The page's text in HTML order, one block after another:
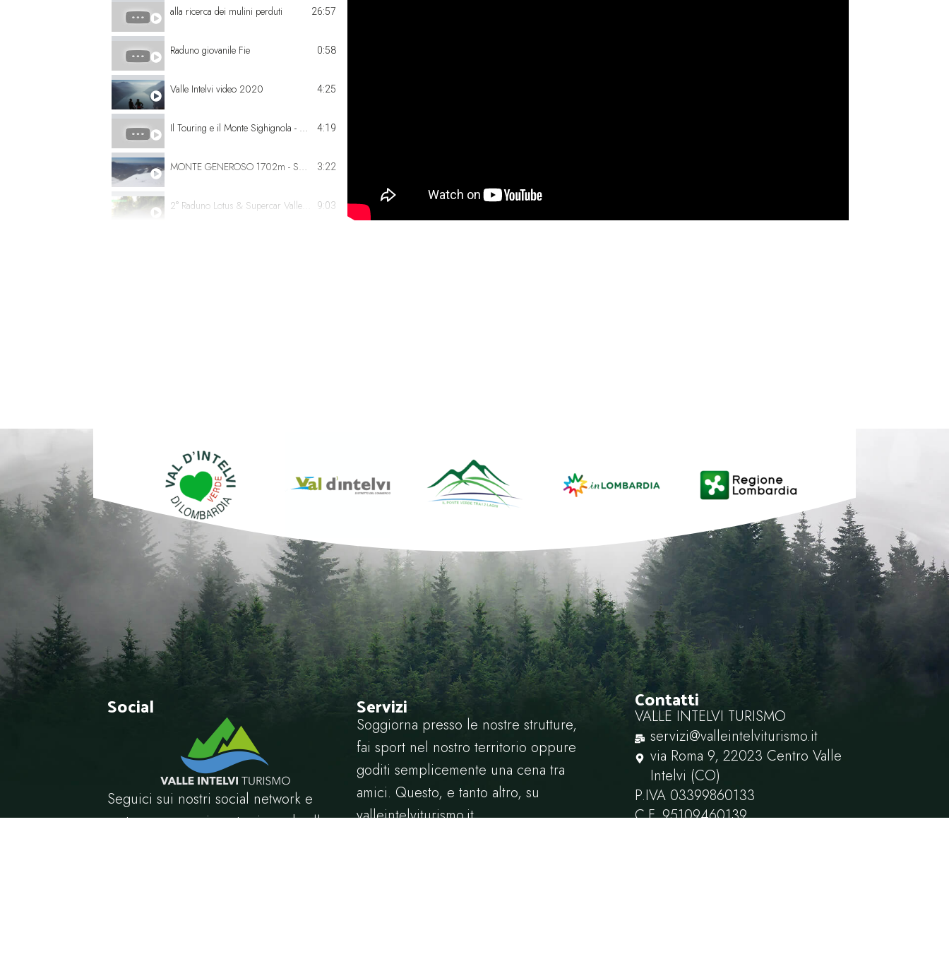
alla ricerca dei mulini perduti 26:57
Raduno giovanile Fie 0:58
Valle Intelvi video 2020 4:25
Il Touring e il Monte Sighignola - servizio TG Regione 4:19
MONTE GENEROSO 1702m - Scialpinismo - Skitouren - Skialp Val di Muggio 3:22
9:03
parapendio 4:24
Social
Seguici sui nostri social network e
resta sempe aggiornato riguardo alle
Servizi
Soggiorna presso le nostre strutture,
fai sport nel nostro territorio oppure
goditi semplicemente una cena tra
amici. Questo, e tanto altro, su
valleintelviturismo.it
Contatti
VALLE INTELVI TURISMO
servizi@valleintelviturismo.it
via Roma 9, 22023 Centro Valle
Intelvi (CO)
P.IVA ‭03399860133‬
C.F. ‭95109460139